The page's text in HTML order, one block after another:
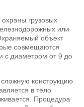
грузовых
или
объект
совмещаются
с диаметром от 9 до
конструкцию
в тело
Процедура